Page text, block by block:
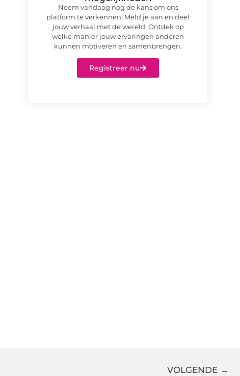
Neem vandaag nog de kans om ons
platform te verkennen! Meld je aan en deel
jouw verhaal met de wereld. Ontdek op
welke manier jouw ervaringen anderen
kunnen motiveren en samenbrengen.
Registreer nu
VOLGENDE →